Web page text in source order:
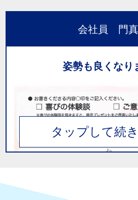
肩＆腰の張りが取れてとても
今や、主人や娘も含め、先
なっています。
いて階段を上る時特につら
左足も大部良くなってきたよ
先生が筋肉を強化しましょ
電気治療を受けたり家での
ありがとうございます。
会社員 門
姿勢も良くなり